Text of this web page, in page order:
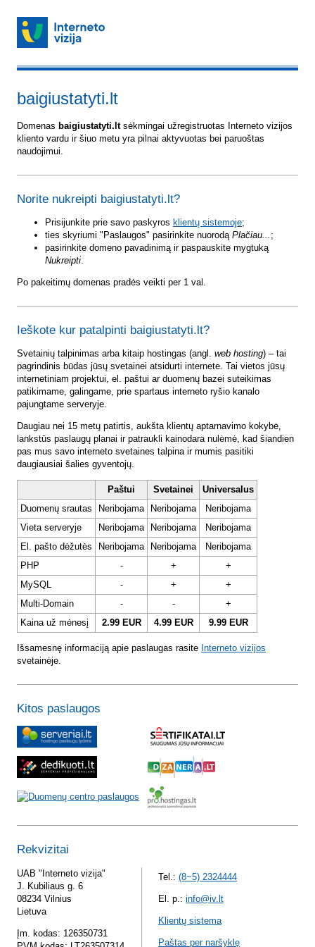
baigiustatyti.lt
Domenas baigiustatyti.ltsėkmingai užregistruotas Interneto vizijos
kliento vardu ir šiuo metu yra pilnai aktyvuotas bei paruoštas
naudojimui.
Norite nukreipti baigiustatyti.lt?
Prisijunkite prie savo paskyros klientų sistemoje;
ties skyriumi "Paslaugos" pasirinkite nuorodą Plačiau... ;
pasirinkite domeno pavadinimą ir paspauskite mygtuką
Nukreipti.
Po pakeitimų domenas pradės veikti per 1 val.
Ieškote kur patalpinti baigiustatyti.lt?
Svetainių talpinimas arba kitaip hostingas (angl. web hosting) – tai
pagrindinis būdas jūsų svetainei atsidurti internete. Tai vietos jūsų
internetiniam projektui, el. paštui ar duomenų bazei suteikimas
patikimame, galingame, prie spartaus interneto ryšio kanalo
pajungtame serveryje.
Daugiau nei 15 metų patirtis, aukšta klientų aptarnavimo kokybė,
lankstūs paslaugų planai ir patraukli kainodara nulėmė, kad šiandien
pas mus savo interneto svetaines talpina ir mumis pasitiki
daugiausiai šalies gyventojų.
Paštui Svetainei
Universalus
Duomenų srautas
Neribojama Neribojama
Neribojama
Vieta serveryje
Neribojama Neribojama
Neribojama
El. pašto dėžutės
Neribojama Neribojama
Neribojama
PHP
- +
+
MySQL
- +
+
Multi-Domain
- -
+
Kaina už mėnesį
2.99 EUR 4.99 EUR 9.99 EUR
Išsamesnę informaciją apie paslaugas rasite Interneto vizijos
svetainėje.
Kitos paslaugos
Rekvizitai
UAB "Interneto vizija"
J. Kubiliaus g. 6
08234 Vilnius
Lietuva
Įm. kodas: 126350731
Tel.: (8~5) 2324444
El. p.: info@iv.lt
Klientų sistema
Paštas per naršyklę